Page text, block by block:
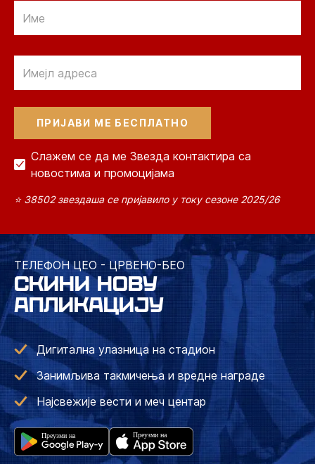
Слажем се да ме Звезда контактира са
новостима и промоцијама
⭐ 38502 звездаша се пријавило у току сезоне 2025/26
ТЕЛЕФОН ЦЕО - ЦРВЕНО-БЕО
СКИНИ НОВУ
АПЛИКАЦИЈУ
Дигитална улазница на стадион
Занимљива такмичења и вредне награде
Најсвежије вести и меч центар